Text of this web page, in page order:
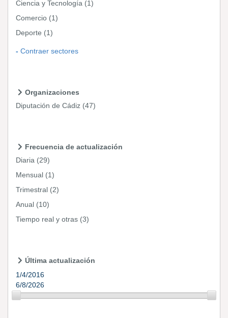
Ciencia y Tecnología (1)
Comercio (1)
Deporte (1)
Contraer sectores
Organizaciones
Diputación de Cádiz (47)
Frecuencia de actualización
Diaria (29)
Mensual (1)
Trimestral (2)
Anual (10)
Tiempo real y otras (3)
Última actualización
1/4/2016
6/8/2026